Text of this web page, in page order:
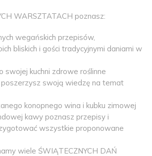
WARSZTATACH poznasz:
wegańskich przepisów,
bliskich i gości tradycyjnymi daniami w
swojej kuchni zdrowe roślinne
swoją wiedzę na temat
konopnego wina i kubku zimowej
kawy poznasz przepisy i
wszystkie proponowane
wiele ŚWIĄTECZNYCH DAŃ